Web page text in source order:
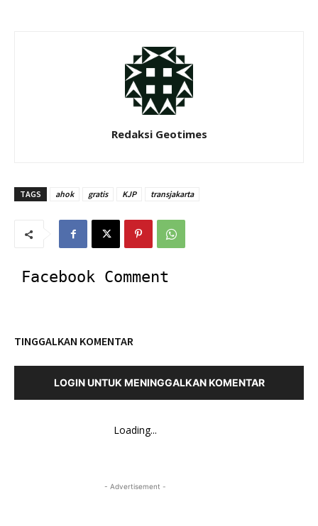
Redaksi Geotimes
TAGS ahok gratis KJP transjakarta
Facebook Comment
TINGGALKAN KOMENTAR
LOGIN UNTUK MENINGGALKAN KOMENTAR
Loading...
- Advertisement -